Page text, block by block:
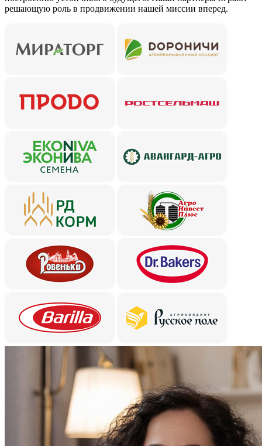
решающую роль в продвижении нашей миссии вперед.